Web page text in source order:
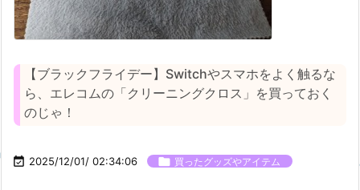
【ブラックフライデー】Switchやスマホをよく触るな
ら、エレコムの「クリーニングクロス」を買っておく
のじゃ！
 2025/12/01/ 02:34:06  買ったグッズやアイテム